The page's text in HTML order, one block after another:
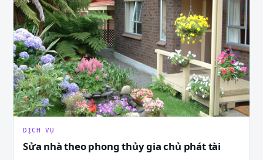
DỊCH VỤ
Sửa nhà theo phong thủy gia chủ phát tài